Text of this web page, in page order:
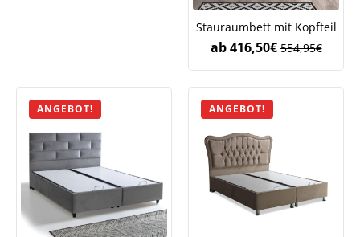
Stauraumbett mit Kopfteil
ab 554,95€
416,50€
ANGEBOT! ANGEBOT!